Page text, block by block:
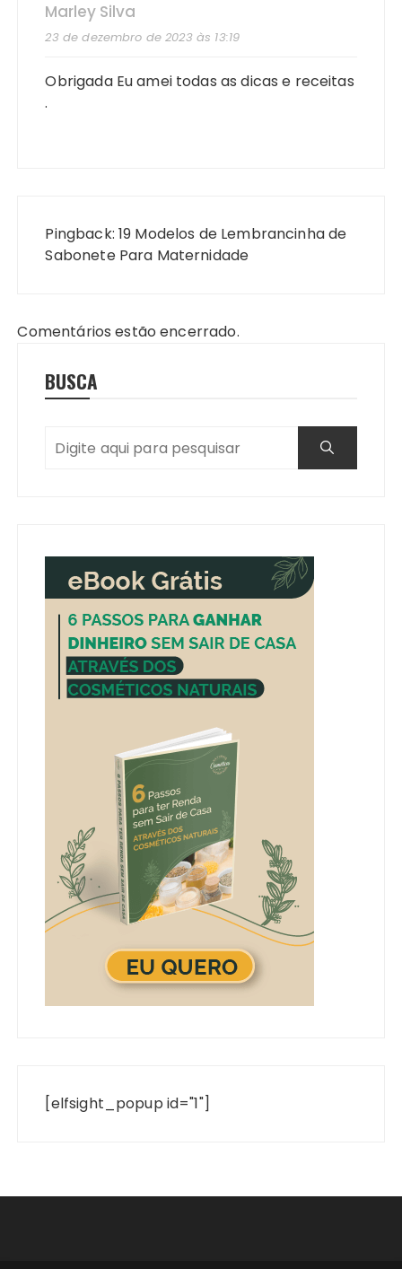
Marley Silva
23 de dezembro de 2023 às 13:19
Obrigada Eu amei todas as dicas e receitas
.
Pingback: 19 Modelos de Lembrancinha de
Sabonete Para Maternidade
Comentários estão encerrado.
BUSCA
[elfsight_popup id="1"]